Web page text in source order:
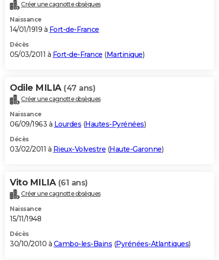
Créer une cagnotte obsèques
Naissance
14/01/1919 à Fort-de-France
Décès
05/03/2011 à Fort-de-France (Martinique)
Odile MILIA (47 ans)
Créer une cagnotte obsèques
Naissance
06/09/1963 à Lourdes (Hautes-Pyrénées)
Décès
03/02/2011 à Rieux-Volvestre (Haute-Garonne)
Vito MILIA (61 ans)
Créer une cagnotte obsèques
Naissance
15/11/1948
Décès
30/10/2010 à Cambo-les-Bains (Pyrénées-Atlantiques)